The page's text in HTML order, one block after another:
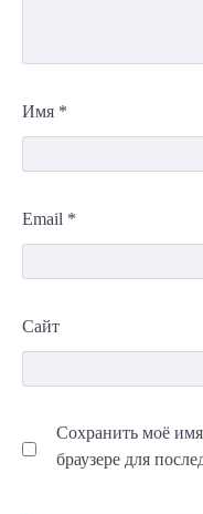
Имя *
Email *
Сайт
Сохранить моё
браузере для